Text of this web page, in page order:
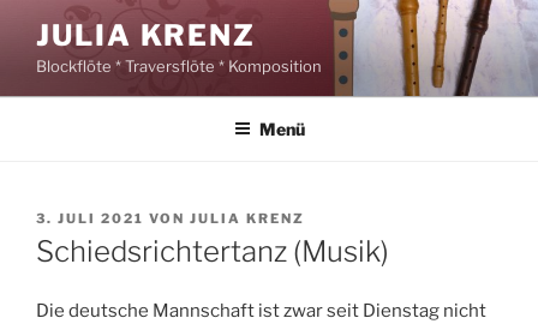
Inhalt
springen
JULIA KRENZ
Blockflöte * Traversflöte * Komposition
Menü
VERÖFFENTLICHT
AM
3. JULI 2021 VON JULIA KRENZ
Schiedsrichtertanz (Musik)
Die deutsche Mannschaft ist zwar seit Dienstag nicht